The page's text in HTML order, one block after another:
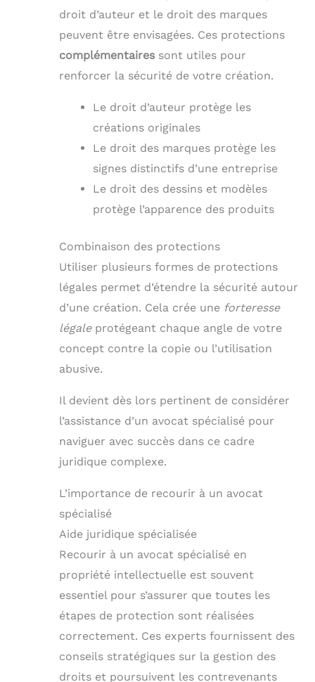
droit d’auteur et le droit des marques
peuvent être envisagées. Ces protections
complémentaires sont utiles pour
renforcer la sécurité de votre création.
Le droit d’auteur protège les
créations originales
Le droit des marques protège les
signes distinctifs d’une entreprise
Le droit des dessins et modèles
protège l’apparence des produits
Combinaison des protections
Utiliser plusieurs formes de protections
légales permet d’étendre la sécurité autour
d’une création. Cela crée une forteresse
légaleprotégeant chaque angle de votre
concept contre la copie ou l’utilisation
abusive.
Il devient dès lors pertinent de considérer
l’assistance d’un avocat spécialisé pour
naviguer avec succès dans ce cadre
juridique complexe.
L’importance de recourir à un avocat
spécialisé
Aide juridique spécialisée
Recourir à un avocat spécialisé en
propriété intellectuelle est souvent
essentiel pour s’assurer que toutes les
étapes de protection sont réalisées
correctement. Ces experts fournissent des
conseils stratégiques sur la gestion des
droits et poursuivent les contrevenants